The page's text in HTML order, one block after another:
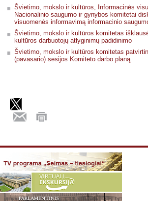
Švietimo, mokslo ir kultūros, Informacinės
Nacionalinio saugumo ir gynybos komitetai
visuomenės informavimą informacinio
Švietimo, mokslo ir kultūros komitetas
kultūros darbuotojų atlyginimų padidinimo
Švietimo, mokslo ir kultūros komitetas
(pavasario) sesijos Komiteto darbo planą